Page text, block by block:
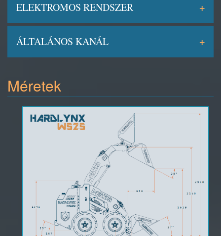
ELEKTROMOS RENDSZER
ÁLTALÁNOS KANÁL
Méretek